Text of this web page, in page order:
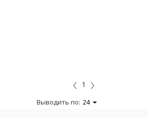
1
Выводить по: 24